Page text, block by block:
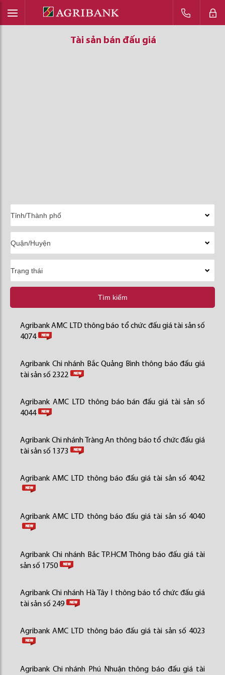
Tài sản bán đấu giá
Tài sản bán đấu giá
Tài sản bán đấu giá
Tìm kiếm
Agribank AMC LTD thông báo tổ chức đấu giá tài sản số
4074
Agribank Chi nhánh Bắc Quảng Bình thông báo đấu giá
tài sản số 2322
Agribank AMC LTD thông báo bán đấu giá tài sản số
4044
Agribank Chi nhánh Tràng An thông báo tổ chức đấu giá
tài sản số 1373
Agribank AMC LTD thông báo đấu giá tài sản số 4042
Agribank AMC LTD thông báo đấu giá tài sản số 4040
Agribank Chi nhánh Bắc TP.HCM Thông báo đấu giá tài
sản số 1750
Agribank Chi nhánh Hà Tây I thông báo tổ chức đấu giá
tài sản số 249
Agribank AMC LTD thông báo đấu giá tài sản số 4023
Agribank Chi nhánh Phú Nhuận thông báo đấu giá tài